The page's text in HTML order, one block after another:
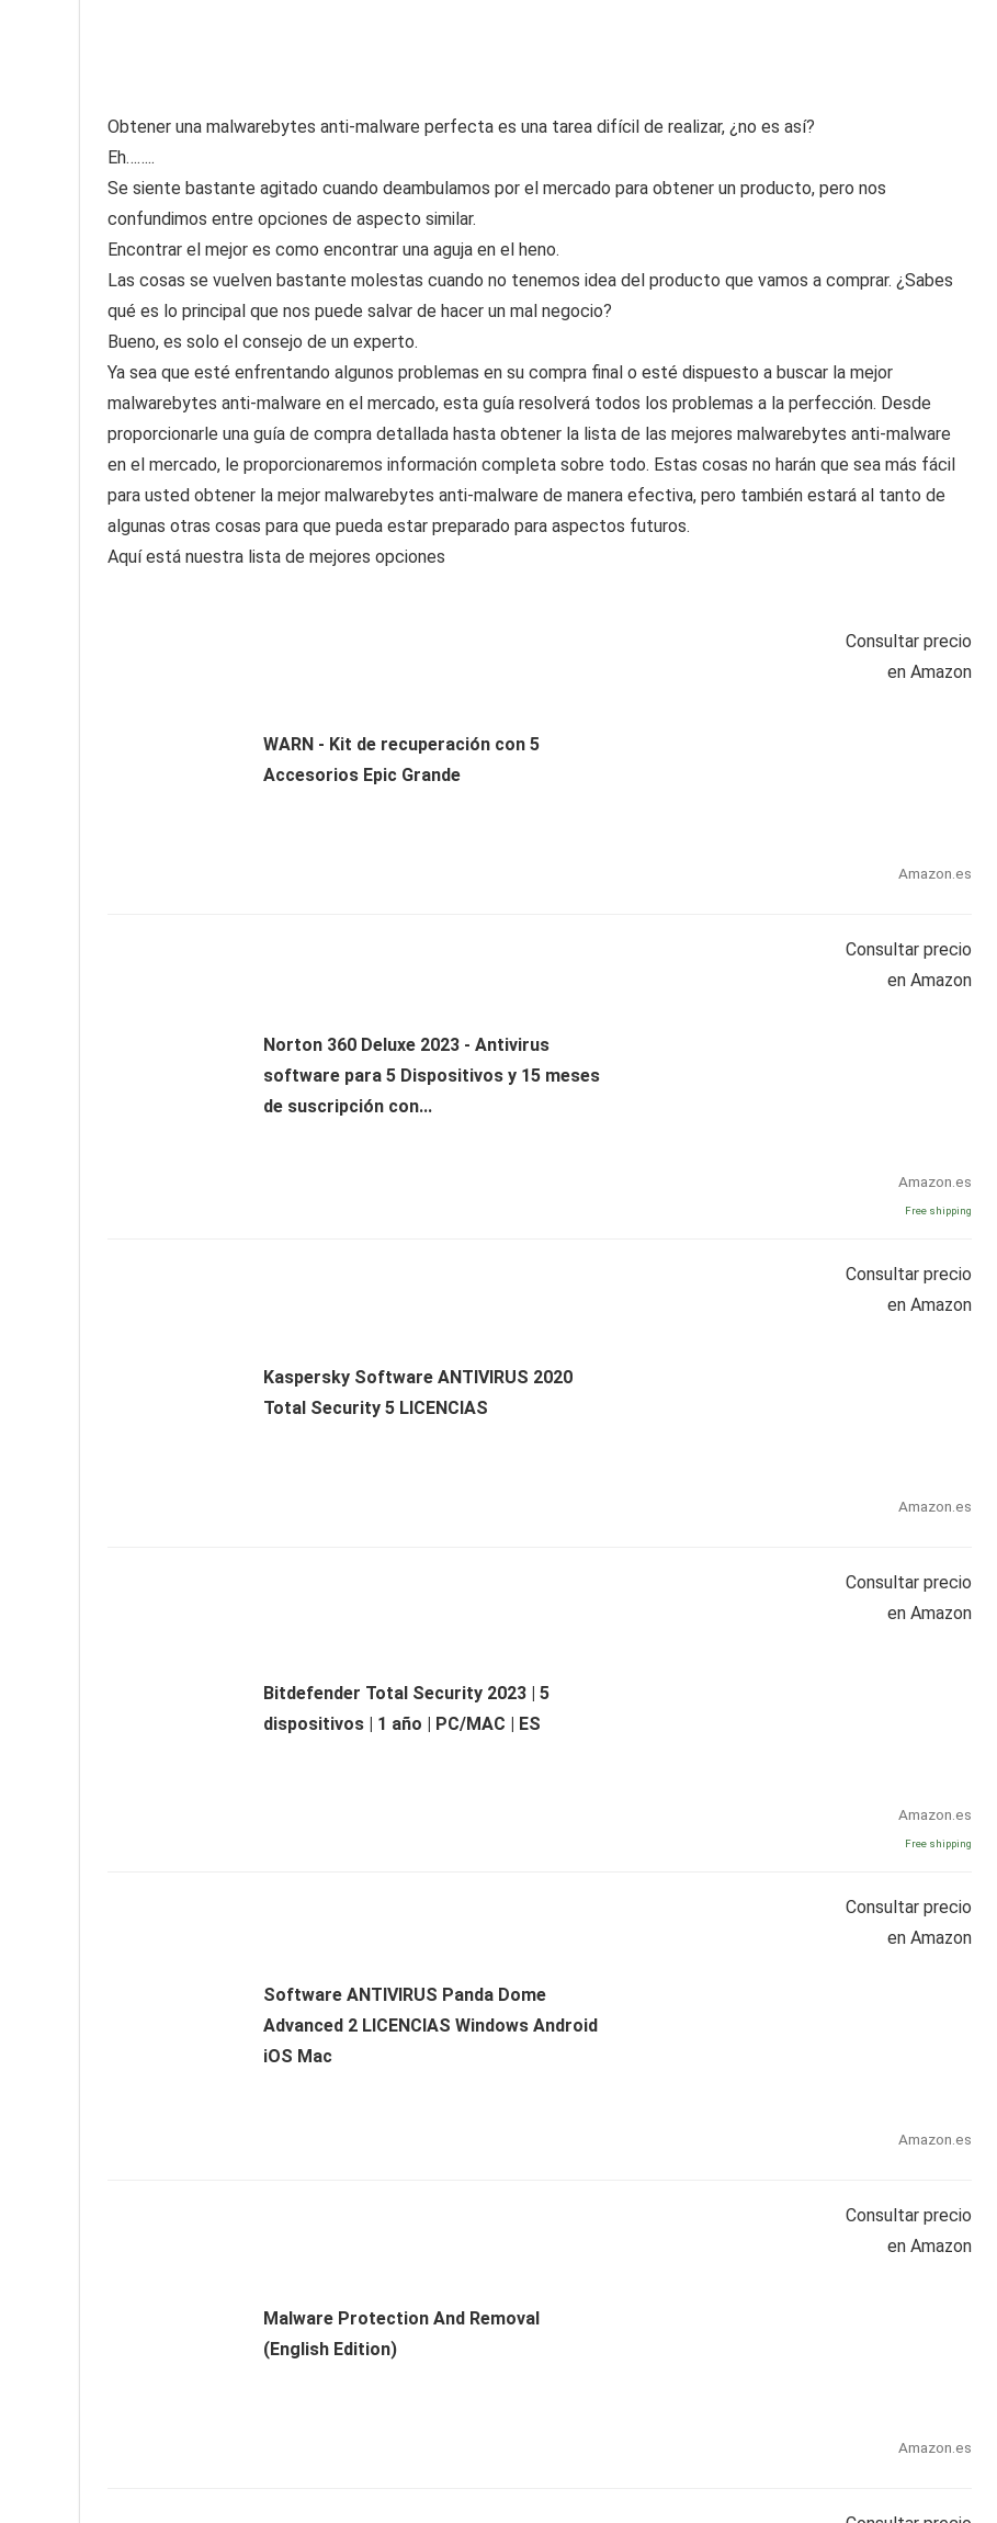
Obtener una malwarebytes anti-malware perfecta es una tarea difícil de realizar, ¿no es así?
Eh……..
Se siente bastante agitado cuando deambulamos por el mercado para obtener un producto, pero nos
confundimos entre opciones de aspecto similar.
Encontrar el mejor es como encontrar una aguja en el heno.
Las cosas se vuelven bastante molestas cuando no tenemos idea del producto que vamos a comprar. ¿Sabes
qué es lo principal que nos puede salvar de hacer un mal negocio?
Bueno, es solo el consejo de un experto.
Ya sea que esté enfrentando algunos problemas en su compra final o esté dispuesto a buscar la mejor
malwarebytes anti-malware en el mercado, esta guía resolverá todos los problemas a la perfección. Desde
proporcionarle una guía de compra detallada hasta obtener la lista de las mejores malwarebytes anti-malware
en el mercado, le proporcionaremos información completa sobre todo. Estas cosas no harán que sea más fácil
para usted obtener la mejor malwarebytes anti-malware de manera efectiva, pero también estará al tanto de
algunas otras cosas para que pueda estar preparado para aspectos futuros.
Aquí está nuestra lista de mejores opciones
WARN - Kit de recuperación con 5
Accesorios Epic Grande
Consultar precio
en Amazon
Amazon.es
Norton 360 Deluxe 2023 - Antivirus
software para 5 Dispositivos y 15 meses
de suscripción con...
Consultar precio
en Amazon
Amazon.es
Free shipping
Kaspersky Software ANTIVIRUS 2020
Total Security 5 LICENCIAS
Consultar precio
en Amazon
Amazon.es
Bitdefender Total Security 2023 | 5
dispositivos | 1 año | PC/MAC | ES
Consultar precio
en Amazon
Amazon.es
Free shipping
Software ANTIVIRUS Panda Dome
Advanced 2 LICENCIAS Windows Android
iOS Mac
Consultar precio
en Amazon
Amazon.es
Malware Protection And Removal
(English Edition)
Consultar precio
en Amazon
Amazon.es